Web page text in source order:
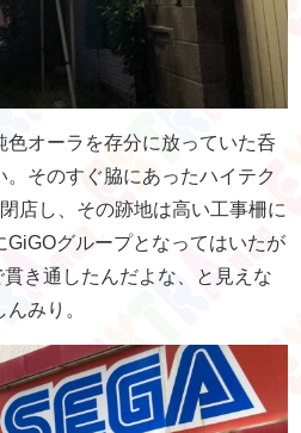
オーラを存分に放っていた呑
そのすぐ脇にあったハイテク
店し、その跡地は高い工事柵に
GiGOグループとなってはいたが
貫き通したんだよな、と見えな
みり。